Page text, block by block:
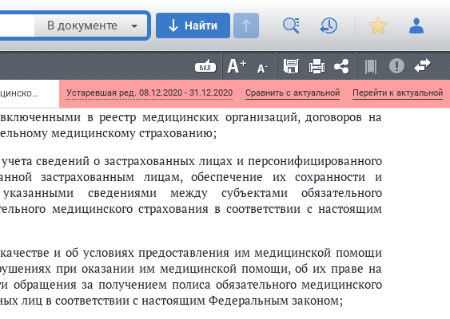
В документе Найти
Федеральный закон от 29 ноября 2010 г. N 326-ФЗ "Об обязательном медицинском страховании в Российской Федерации" Устаревшая ред. 08.12.2020 - 31.12.2020 Сравнить с актуальной Перейти к актуальной
за медицинскую помощь, оказанную застрахованным лицам
медицинского страхования, в территориальный фонд в
помощи по обязательному медицинскому страхованию,
страхования;
в реестр медицинских организаций, договоров на
медицинскому страхованию;
сведений о застрахованных лицах и персонифицированного
застрахованным лицам, обеспечение их сохранности и
сведениями между субъектами обязательного
медицинского страхования в соответствии с настоящим
и об условиях предоставления им медицинской помощи
при оказании им медицинской помощи, об их праве на
обращения за получением полиса обязательного медицинского
лиц в соответствии с настоящим Федеральным законом;